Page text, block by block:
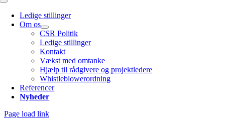
Toggle
NavigationLedige stillinger
Om os
CSR Politik
Ledige stillinger
Kontakt
Vækst med omtanke
Hjælp til rådgivere og projektledere
Whistleblowerordning
Referencer
Nyheder
Page load link